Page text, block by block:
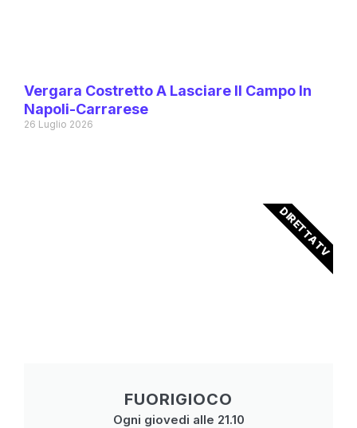
Vergara Costretto A Lasciare Il Campo In
Napoli-Carrarese
26 Luglio 2026
FUORIGIOCO
Ogni giovedi alle 21.10
DIRETTA TV